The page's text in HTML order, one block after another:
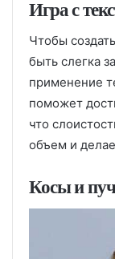
Игра с
Чтобы
быть слегка
применение
поможет
что
объем и
Косы и